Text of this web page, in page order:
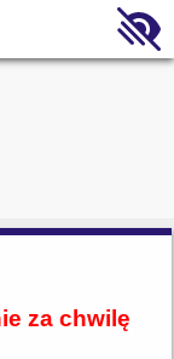
za chwilę